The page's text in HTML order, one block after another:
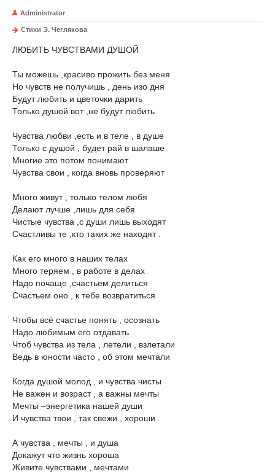
Administrator
Стихи Э. Чеглякова
ЛЮБИТЬ ЧУВСТВАМИ ДУШОЙ
Ты можешь ,красиво прожить без меня
Но чувств не получишь , день изо дня
Будут любить и цветочки дарить
Только душой вот ,не будут любить
Чувства любви ,есть и в теле , в душе
Только с душой , будет рай в шалаше
Многие это потом понимают
Чувства свои , когда вновь проверяют
Много живут , только телом любя
Делают лучше ,лишь для себя
Чистые чувства ,с души лишь выходят
Счастливы те ,кто таких же находят .
Как его много в наших телах
Много теряем , в работе в делах
Надо почаще ,счастьем делиться
Счастьем оно , к тебе возвратиться
Чтобы всё счастье понять , осознать
Надо любимым его отдавать
Чтоб чувства из тела , летели , взлетали
Ведь в юности часто , об этом мечтали
Когда душой молод , и чувства чисты
Не важен и возраст , а важны мечты
Мечты –энергетика нашей души
И чувства твои , так свежи , хороши .
А чувства , мечты , и душа
Докажут что жизнь хороша
Живите чувствами , мечтами